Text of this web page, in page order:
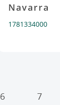
Navarra
1781334000
6 7